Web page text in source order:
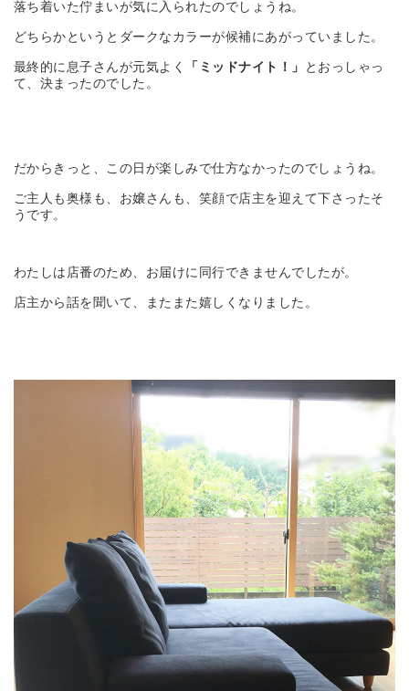
落ち着いた佇まいが気に入られたのでしょうね。
どちらかというとダークなカラーが候補にあがっていました。
最終的に息子さんが元気よく 「ミッドナイト！」
とおっしゃっ
て、決まったのでした。
だからきっと、この日が楽しみで仕方なかったのでしょうね。
ご主人も奥様も、お嬢さんも、笑顔で店主を迎えて下さったそ
うです。
わたしは店番のため、お届けに同行できませんでしたが。
店主から話を聞いて、またまた嬉しくなりました。